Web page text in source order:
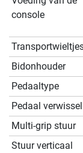
console
Bidonhouder
Pedaaltype
Pedaal
Multi-grip stuur
Stuur verticaal